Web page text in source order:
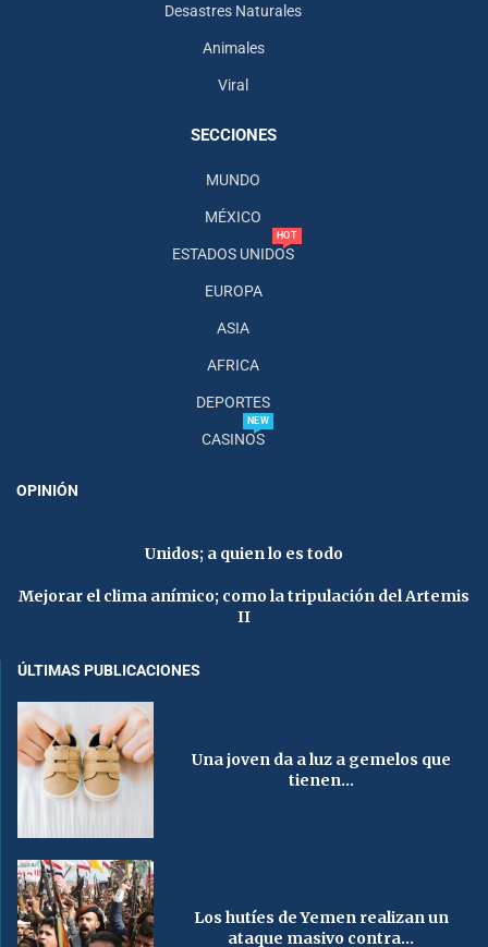
Desastres Naturales
Animales
Viral
SECCIONES
MUNDO
MÉXICO
ESTADOS UNIDOS
HOT
EUROPA
ASIA
AFRICA
DEPORTES
CASINOS
NEW
OPINIÓN
Unidos; a quien lo es todo
Mejorar el clima anímico; como la tripulación del Artemis
II
ÚLTIMAS PUBLICACIONES
Una joven da a luz a gemelos que
tienen...
Los hutíes de Yemen realizan un
ataque masivo contra...